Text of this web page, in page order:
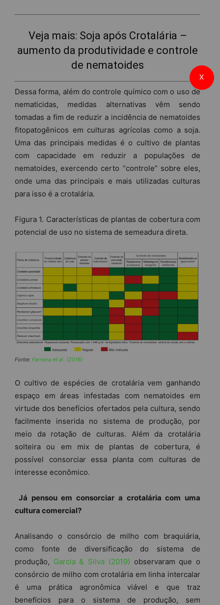
Veja mais: Soja após Crotalária –
aumento da produtividade e controle
de nematoides
Dessa forma, além do controle químico com o uso de
nematicidas, medidas alternativas vêm sendo
tomadas a fim de reduzir a incidência de nematoides
fitopatogênicos em culturas agrícolas como a soja.
Uma das principais medidas é o cultivo de plantas
com capacidade em reduzir a populações de
nematoides, exercendo certo “controle” sobre eles,
onde uma das principais e mais utilizadas culturas
para isso é a crotalária.
Figura 1. Características de plantas de cobertura com
potencial de uso no sistema de semeadura direta.
Fonte: Ferreira et al. (2016)
O cultivo de espécies de crotalária vem ganhando
espaço em áreas infestadas com nematoides em
virtude dos benefícios ofertados pela cultura, sendo
facilmente inserida no sistema de produção, por
meio da rotação de culturas. Além da crotalária
solteira ou em mix de plantas de cobertura, é
possível consorciar essa planta com culturas de
interesse econômico.
Já pensou em consorciar a crotalária com uma
cultura comercial?
Analisando o consórcio de milho com braquiária,
como fonte de diversificação do sistema de
produção, Garcia & Silva (2019) observaram que o
consórcio de milho com crotalária em linha intercalar
é uma prática agronômica viável e que traz
benefícios para o sistema de produção, sem
X